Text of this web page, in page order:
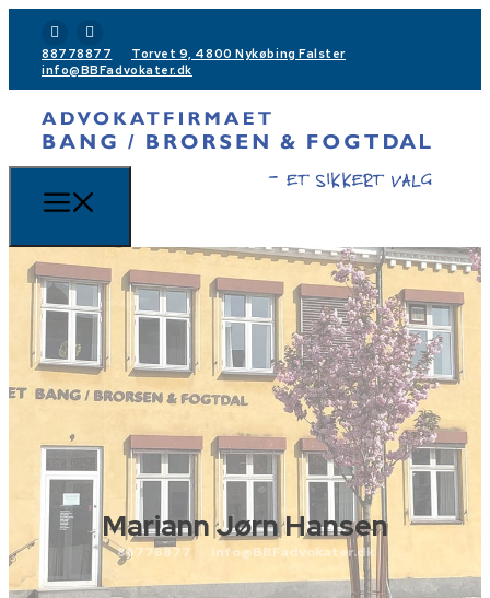
88778877
Torvet 9, 4800 Nykøbing Falster
info@BBFadvokater.dk
Mariann Jørn Hansen
88778877 info@BBFadvokater.dk